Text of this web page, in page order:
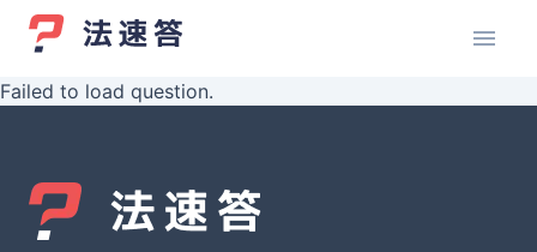
Failed to load question.